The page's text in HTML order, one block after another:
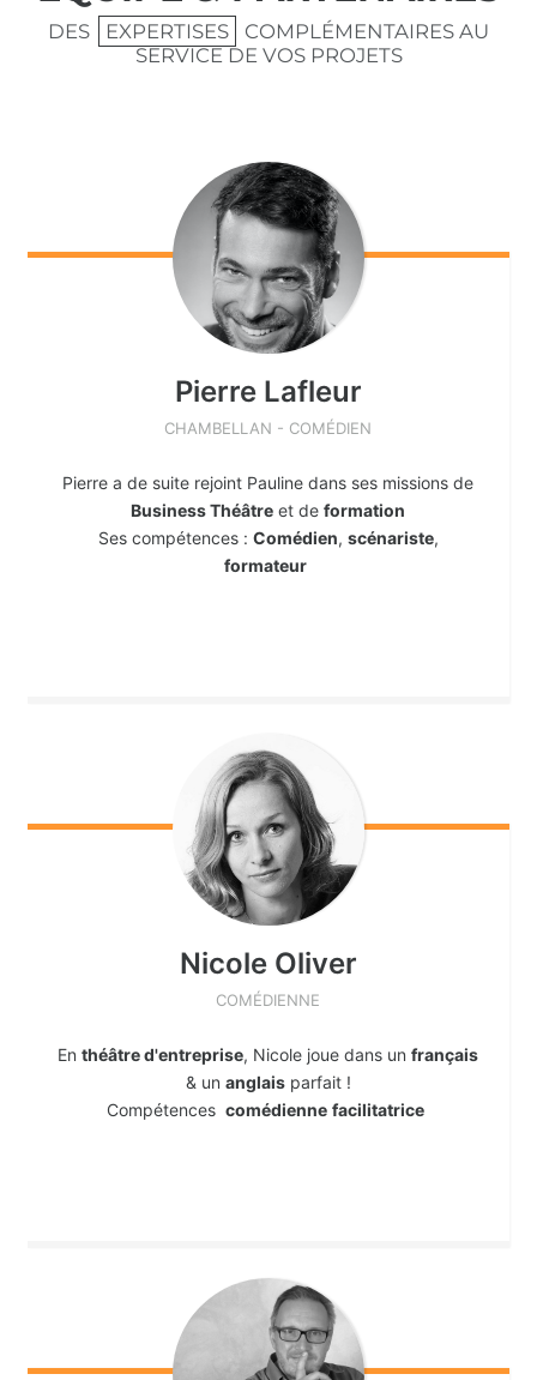
DES EXPERTISES
COMPLÉMENTAIRES AU
SERVICE DE VOS PROJETS
Pierre Lafleur
CHAMBELLAN - COMÉDIEN
Pierre a de suite rejoint Pauline dans ses missions de
Business Théâtre et deformation
Ses compétences : Comédien, scénariste,
formateur
Nicole Oliver
COMÉDIENNE
Enthéâtre d'entreprise, Nicole joue dans unfrançais
& un anglaisparfait !
Compétencescomédienne facilitatrice